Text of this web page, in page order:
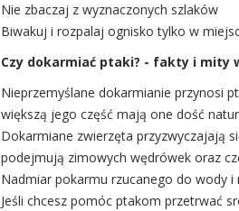
Nie zbaczaj z wyznaczonych szlaków
Biwakuj i rozpalaj ognisko tylko w
Czy dokarmiać ptaki? - fakty i mity
Nieprzemyślane dokarmianie przynosi
większą jego część mają one dość
Dokarmiane zwierzęta przyzwyczajają
podejmują zimowych wędrówek oraz
Nadmiar pokarmu rzucanego do wody
Jeśli chcesz pomóc ptakom przetrwać